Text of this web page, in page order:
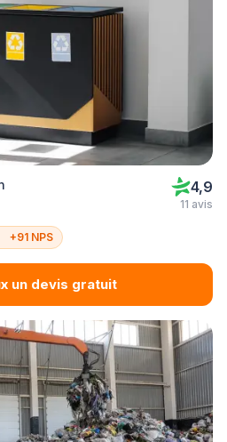
4,9
11 avis
+91 NPS
un devis gratuit